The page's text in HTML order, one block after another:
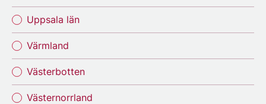
Uppsala län
Värmland
Västerbotten
Västernorrland